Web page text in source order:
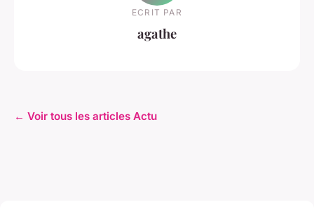
ECRIT PAR
agathe
← Voir tous les articles Actu